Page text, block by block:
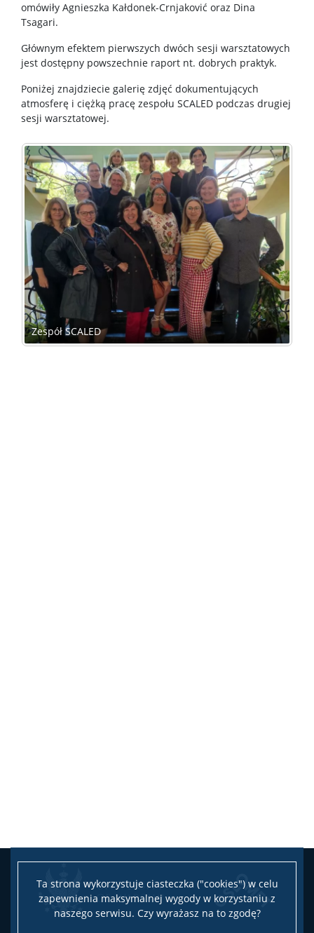
Ta strona wykorzystuje ciasteczka ("cookies") w celu
zapewnienia maksymalnej wygody w korzystaniu z
naszego serwisu. Czy wyrażasz na to zgodę?
omówiły Agnieszka Kałdonek-Crnjaković oraz Dina
Tsagari.
Głównym efektem pierwszych dwóch sesji warsztatowych
jest dostępny powszechnie raport nt. dobrych praktyk.
Poniżej znajdziecie galerię zdjęć dokumentujących
atmosferę i ciężką pracę zespołu SCALED podczas drugiej
sesji warsztatowej.
Koordynator projektu Joanna Nijakowska
głos w dyskusji